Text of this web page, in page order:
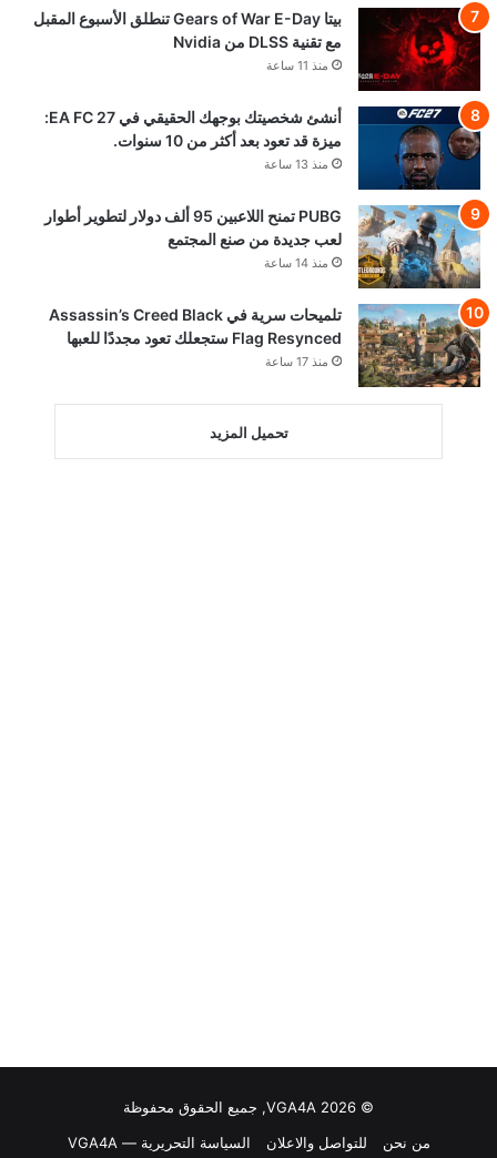
بيتا Gears of War E-Day تنطلق الأسبوع المقبل
مع تقنية DLSS من Nvidia
منذ 11 ساعة
أنشئ شخصيتك بوجهك الحقيقي في EA FC 27:
ميزة قد تعود بعد أكثر من 10 سنوات.
منذ 13 ساعة
PUBG تمنح اللاعبين 95 ألف دولار لتطوير أطوار
لعب جديدة من صنع المجتمع
منذ 14 ساعة
تلميحات سرية في Assassin’s Creed Black
Flag Resynced ستجعلك تعود مجددًا للعبها
منذ 17 ساعة
تحميل المزيد
© VGA4A 2026, جميع الحقوق محفوظة
من نحن
للتواصل والاعلان السياسة التحريرية — VGA4A